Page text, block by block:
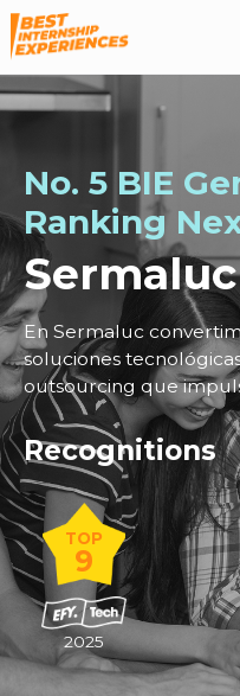
No. 5 BIE
Ranking
Sermaluc
En Sermaluc
soluciones
outsourcing que
Recognitions
TOP
9
2025